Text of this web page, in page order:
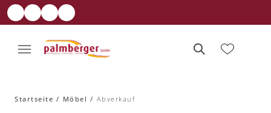
Startseite Möbel Abverkauf